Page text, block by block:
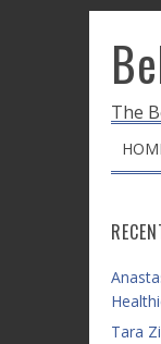
The
Tara